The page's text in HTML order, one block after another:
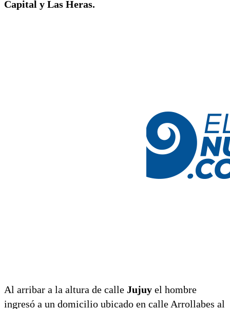
Capital y Las Heras.
Al arribar a la altura de calle Jujuy el hombre
ingresó a un domicilio ubicado en calle Arrollabes al